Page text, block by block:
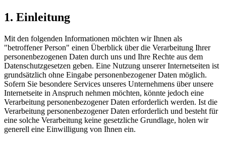
1. Einleitung
Mit den folgenden Informationen möchten wir Ihnen als
"betroffener Person" einen Überblick über die Verarbeitung Ihrer
personenbezogenen Daten durch uns und Ihre Rechte aus dem
Datenschutzgesetzen geben. Eine Nutzung unserer Internetseiten ist
grundsätzlich ohne Eingabe personenbezogener Daten möglich.
Sofern Sie besondere Services unseres Unternehmens über unsere
Internetseite in Anspruch nehmen möchten, könnte jedoch eine
Verarbeitung personenbezogener Daten erforderlich werden. Ist die
Verarbeitung personenbezogener Daten erforderlich und besteht für
eine solche Verarbeitung keine gesetzliche Grundlage, holen wir
generell eine Einwilligung von Ihnen ein.